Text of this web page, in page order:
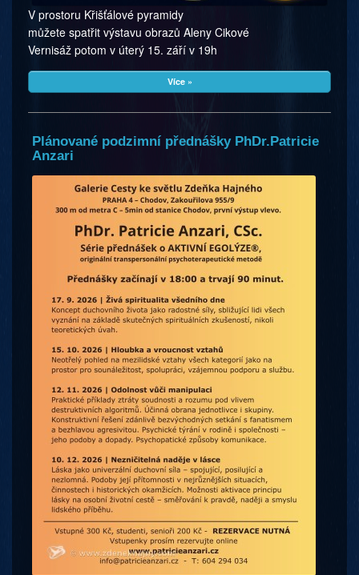
V prostoru Křišťálové pyramidy
můžete spatřit výstavu obrazů Aleny Cikové
Vernisáž potom v úterý 15. září v 19h
Více »
Plánované podzimní přednášky PhDr.Patricie
Anzari